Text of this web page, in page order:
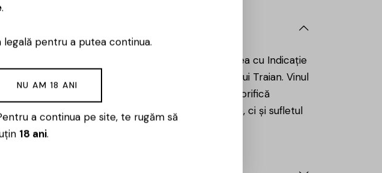
printre cei mai mari producători de vin din regiunea cu Indicație
situată istoric între cele două Valuri ale lui Traian. Vinul
De aceea, tratăm vinul ca pe o artă care glorifică
noștri și realizările tehnologiilor moderne, ci și sufletul
.
pentru a putea continua.
NU AM 18 ANI
a continua pe site, te rugăm să
18 ani.